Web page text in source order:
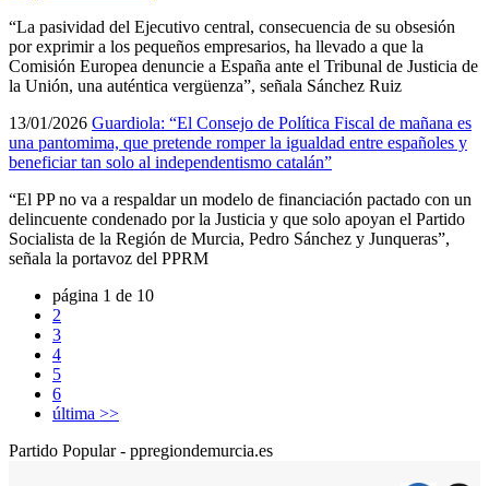
“La pasividad del Ejecutivo central, consecuencia de su obsesión
por exprimir a los pequeños empresarios, ha llevado a que la
Comisión Europea denuncie a España ante el Tribunal de Justicia de
la Unión, una auténtica vergüenza”, señala Sánchez Ruiz
13/01/2026 Guardiola: “El Consejo de Política Fiscal de mañana es
una pantomima, que pretende romper la igualdad entre españoles y
beneficiar tan solo al independentismo catalán”
“El PP no va a respaldar un modelo de financiación pactado con un
delincuente condenado por la Justicia y que solo apoyan el Partido
Socialista de la Región de Murcia, Pedro Sánchez y Junqueras”,
señala la portavoz del PPRM
página 1 de 10
2
3
4
5
6
última >>
Partido Popular - ppregiondemurcia.es